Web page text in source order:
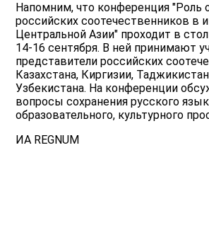
Напомним, что конференция "Роль
российских соотечественников в
Центральной Азии" проходит в
14-16 сентября. В ней принимают
представители российских
Казахстана, Киргизии,
Узбекистана. На конференции
вопросы сохранения русского
образовательного, культурного
ИА REGNUM